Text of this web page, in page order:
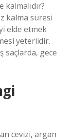
kalmalıdır?
kalma süresi
elde etmek
yeterlidir.
saçlarda, gece
cevizi, argan